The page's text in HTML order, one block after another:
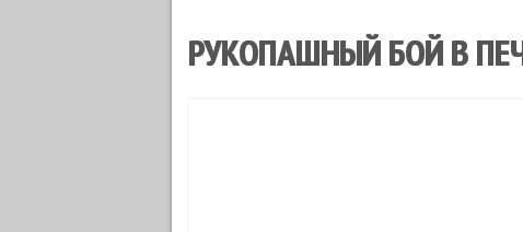
РУКОПАШНЫЙ БОЙ В